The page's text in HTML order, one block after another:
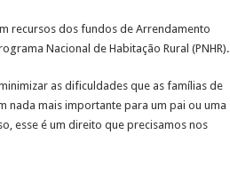
recursos dos fundos de Arrendamento
Nacional de Habitação Rural (PNHR).
as dificuldades que as famílias de
nada mais importante para um pai ou uma
esse é um direito que precisamos nos